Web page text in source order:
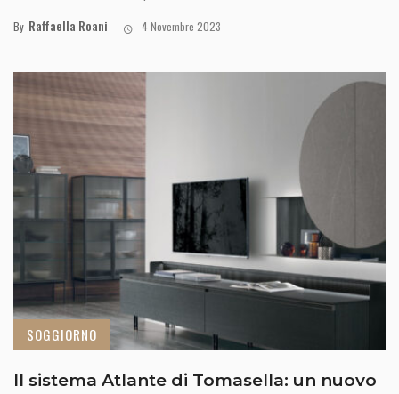
By Raffaella Roani 4 Novembre 2023
SOGGIORNO
Il sistema Atlante di Tomasella: un nuovo